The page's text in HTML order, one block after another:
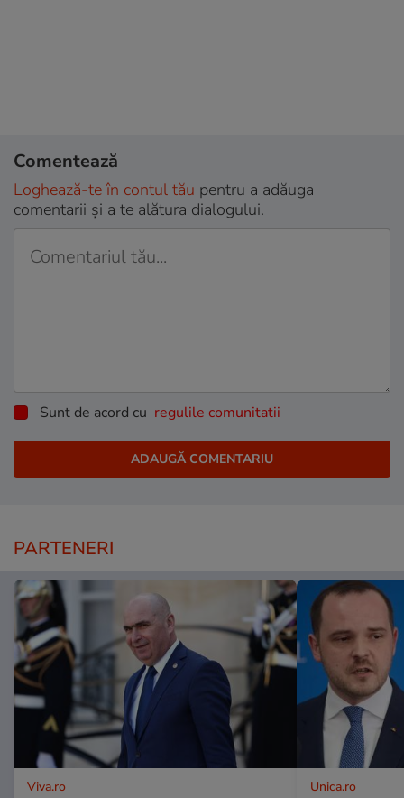
Comentează
Loghează-te în contul tău pentru a adăuga
comentarii și a te alătura dialogului.
Sunt de acord cu regulile comunitatii
PARTENERI
Viva.ro Unica.ro